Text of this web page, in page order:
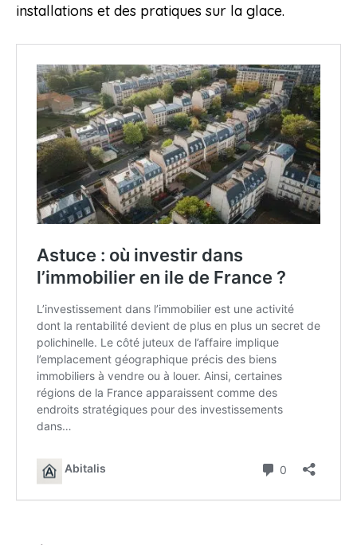
installations et des pratiques sur la glace.